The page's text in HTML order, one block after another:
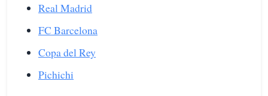
Real Madrid
FC Barcelona
Copa del Rey
Pichichi